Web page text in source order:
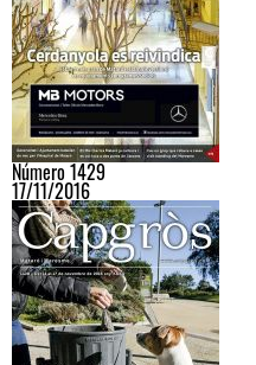
Número 1429
17/11/2016